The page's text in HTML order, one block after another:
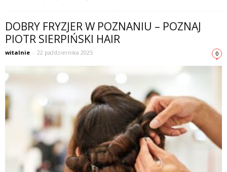
DOBRY FRYZJER W POZNANIU – POZNAJ
PIOTR SIERPIŃSKI HAIR
witalnie - 22 października 2025 0